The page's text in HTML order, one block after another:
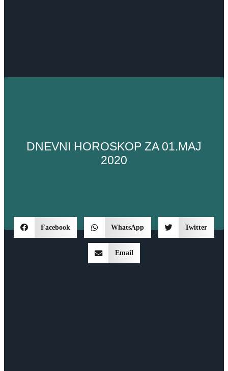
DNEVNI HOROSKOP ZA 01.MAJ
2020
Facebook WhatsApp Twitter
Email